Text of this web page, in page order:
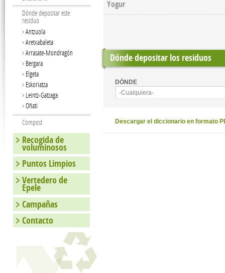
Yogur
Dónde depositar los residuos
DÓNDE
-Cualquiera-
Descargar el diccionario en formato
Dónde depositar este
residuo
Antzuola
Aretxabaleta
Arrasate-Mondragón
Bergara
Elgeta
Eskoriatza
Leintz-Gatzaga
Oñati
Compost
Recogida de
voluminosos
Puntos Limpios
Vertedero de
Epele
Campañas
Contacto